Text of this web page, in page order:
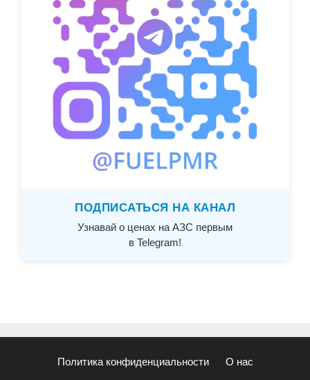
ПОДПИСАТЬСЯ НА КАНАЛ
Узнавай о ценах на АЗС первым
в Telegram!
Политика конфиденциальности О нас